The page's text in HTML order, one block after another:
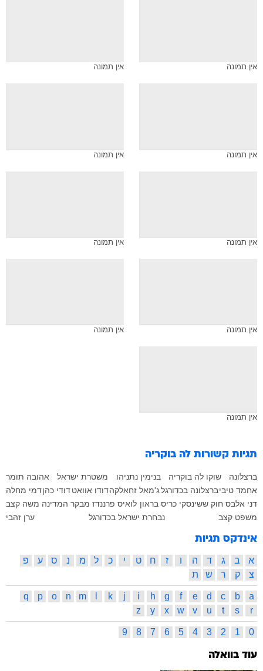
אין תמונה אין תמונה
אין תמונה אין תמונה
אין תמונה אין תמונה
אין תמונה אין תמונה
אין תמונה
תגיות קשורות לה בוקריה
ברצלונה שוקו לה בוקריה בנימין נתניהו משטרת ישראל
אהובה תומר
אחמד טיביברצלונה בכדורגלג'מאל זחאלקהדודו אוואטדודי כהןדמי מחלה
דני אלבס חוק ששינסקי כריס בראון לואיס פרננדז מבקר המדינה משה קצב
משפט קצב
נבחרת ישראל בכדורגל ערן זהבי
אינדקס תגיות
א ב ג ד ה ו ז ח ט י כ ל מ נ ס ע
פ
צ
ק ר ש ת
a
b
c
d
e
f
g
h
i
j
k
m
n
o
p
q
r
s
t
u
v
w
x
y
z
0
1
2
3
4
5
6
7
8
9
עוד בוואלה